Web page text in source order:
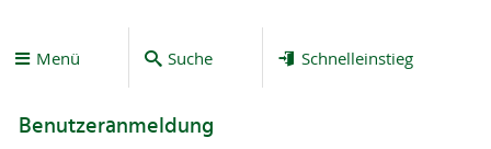
Menü Suche Schnelleinstieg
Benutzeranmeldung